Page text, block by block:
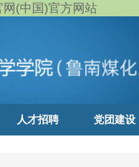
(中国)官方网站
人才招聘 党团建设